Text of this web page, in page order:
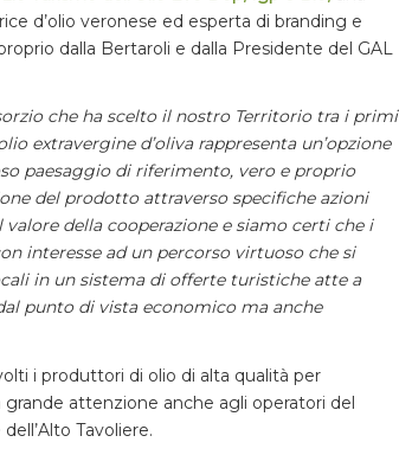
d’olio veronese ed esperta di branding e
dalla Bertaroli e dalla Presidente del GAL
che ha scelto il nostro Territorio tra i primi
extravergine d’oliva rappresenta un’opzione
paesaggio di riferimento, vero e proprio
del prodotto attraverso specifiche azioni
della cooperazione e siamo certi che i
interesse ad un percorso virtuoso che si
in un sistema di offerte turistiche atte a
punto di vista economico ma anche
i produttori di olio di alta qualità per
attenzione anche agli operatori del
Tavoliere.